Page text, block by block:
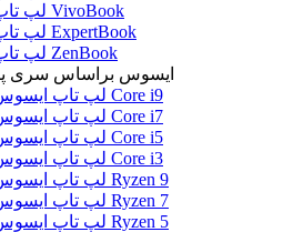
لپ تاپ VivoBook
لپ تاپ ExpertBook
لپ تاپ ZenBook
ایسوس براساس سری
لپ تاپ ایسوس Core i9
لپ تاپ ایسوس Core i7
لپ تاپ ایسوس Core i5
لپ تاپ ایسوس Core i3
لپ تاپ ایسوس Ryzen 9
لپ تاپ ایسوس Ryzen 7
لپ تاپ ایسوس Ryzen 5